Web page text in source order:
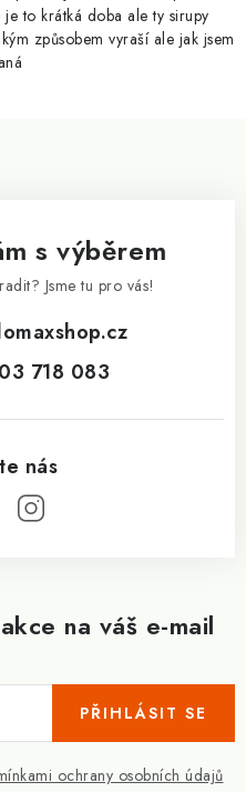
to krátká doba ale ty sirupy
způsobem vyraší ale jak jsem
na váš e-mail
ochrany osobních údajů
PŘIHLÁSIT SE
s výběrem
Jsme tu pro vás!
718 083